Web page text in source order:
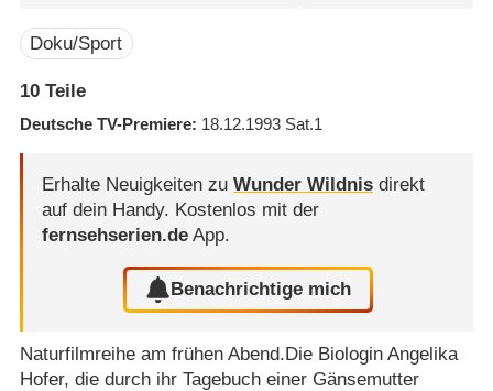
Doku/Sport
10 Teile
Deutsche TV-Premiere 18.12.1993 Sat.1
Erhalte Neuigkeiten zu Wunder Wildnisdirekt
auf dein Handy. Kostenlos mit der
fernsehserien.deApp.
Benachrichtige mich
Naturfilmreihe am frühen Abend.Die Biologin Angelika
Hofer, die durch ihr Tagebuch einer Gänsemutter